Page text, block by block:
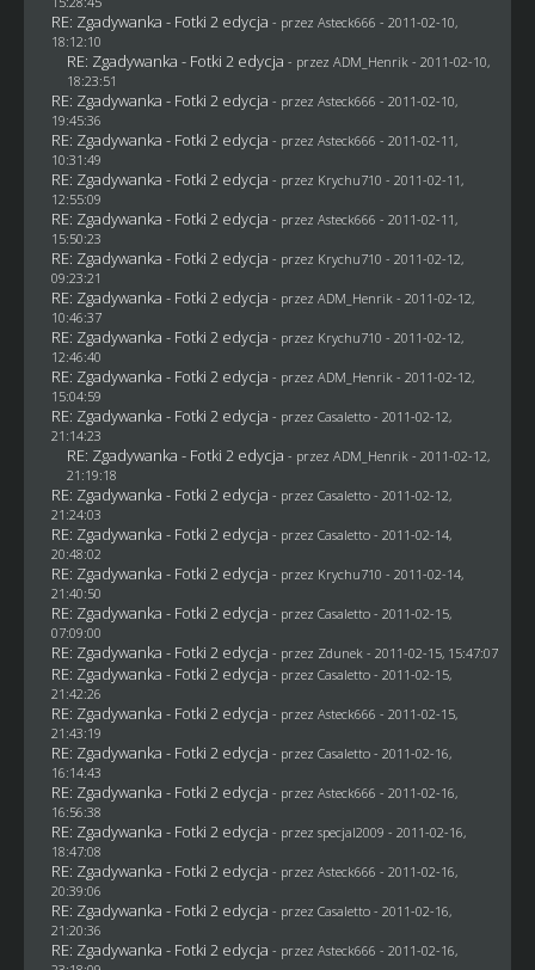
RE: Zgadywanka - Fotki 2 edycja - przez Asteck666 - 2011-02-10,
18:12:10
RE: Zgadywanka - Fotki 2 edycja - przez ADM_Henrik - 2011-02-10,
18:23:51
RE: Zgadywanka - Fotki 2 edycja - przez Asteck666 - 2011-02-10,
19:45:36
RE: Zgadywanka - Fotki 2 edycja - przez Asteck666 - 2011-02-11,
10:31:49
RE: Zgadywanka - Fotki 2 edycja - przez Krychu710 - 2011-02-11,
12:55:09
RE: Zgadywanka - Fotki 2 edycja - przez Asteck666 - 2011-02-11,
15:50:23
RE: Zgadywanka - Fotki 2 edycja - przez Krychu710 - 2011-02-12,
09:23:21
RE: Zgadywanka - Fotki 2 edycja - przez ADM_Henrik - 2011-02-12,
10:46:37
RE: Zgadywanka - Fotki 2 edycja - przez Krychu710 - 2011-02-12,
12:46:40
RE: Zgadywanka - Fotki 2 edycja - przez ADM_Henrik - 2011-02-12,
15:04:59
RE: Zgadywanka - Fotki 2 edycja - przez Casaletto- 2011-02-12,
21:14:23
RE: Zgadywanka - Fotki 2 edycja - przez ADM_Henrik - 2011-02-12,
21:19:18
RE: Zgadywanka - Fotki 2 edycja - przez Casaletto- 2011-02-12,
21:24:03
RE: Zgadywanka - Fotki 2 edycja - przez Casaletto- 2011-02-14,
20:48:02
RE: Zgadywanka - Fotki 2 edycja - przez Krychu710 - 2011-02-14,
21:40:50
RE: Zgadywanka - Fotki 2 edycja - przez Casaletto- 2011-02-15,
07:09:00
RE: Zgadywanka - Fotki 2 edycja - przez Zdunek - 2011-02-15, 15:47:07
RE: Zgadywanka - Fotki 2 edycja - przez Casaletto- 2011-02-15,
21:42:26
RE: Zgadywanka - Fotki 2 edycja - przez Asteck666 - 2011-02-15,
21:43:19
RE: Zgadywanka - Fotki 2 edycja - przez Casaletto- 2011-02-16,
16:14:43
RE: Zgadywanka - Fotki 2 edycja - przez Asteck666 - 2011-02-16,
16:56:38
RE: Zgadywanka - Fotki 2 edycja - przez specjal2009 - 2011-02-16,
18:47:08
RE: Zgadywanka - Fotki 2 edycja - przez Asteck666 - 2011-02-16,
20:39:06
RE: Zgadywanka - Fotki 2 edycja - przez Casaletto- 2011-02-16,
21:20:36
RE: Zgadywanka - Fotki 2 edycja - przez Asteck666 - 2011-02-16,